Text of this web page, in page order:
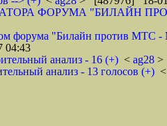
ФОРУМА "БИЛАЙН
форума "Билайн против МТС -
04:43
анализ - 16 (+) < ag28 >
анализ - 13 голосов (+)